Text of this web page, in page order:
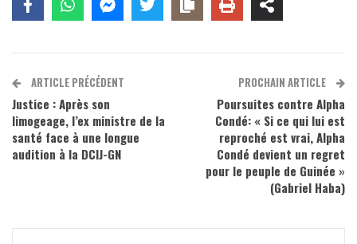
ARTICLE PRÉCÉDENT
Justice : Après son
limogeage, l’ex ministre de la
santé face à une longue
audition à la DCIJ-GN
PROCHAIN ARTICLE
Poursuites contre Alpha
Condé: « Si ce qui lui est
reproché est vrai, Alpha
Condé devient un regret
pour le peuple de Guinée »
(Gabriel Haba)